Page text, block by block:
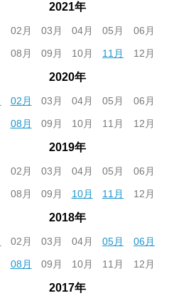
2021年
02月 03月 04月 05月
06月
08月 09月 10月 11月 12月
2020年
02月 03月 04月 05月
06月
08月 09月 10月 11月 12月
2019年
02月 03月 04月 05月
06月
08月 09月 10月 11月 12月
2018年
02月 03月 04月 05月
06月
08月 09月 10月 11月 12月
2017年